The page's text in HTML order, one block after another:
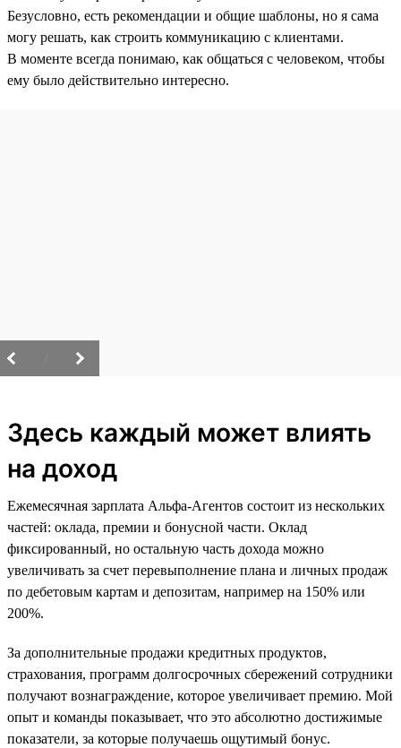
Безусловно, есть рекомендации и общие шаблоны, но я сама
могу решать, как строить коммуникацию с клиентами.
В моменте всегда понимаю, как общаться с человеком, чтобы
ему было действительно интересно.
Здесь каждый может влиять
на доход
Ежемесячная зарплата Альфа-Агентов состоит из нескольких
частей: оклада, премии и бонусной части. Оклад
фиксированный, но остальную часть дохода можно
увеличивать за счет перевыполнение плана и личных продаж
по дебетовым картам и депозитам, например на 150% или
200%.
За дополнительные продажи кредитных продуктов,
страхования, программ долгосрочных сбережений сотрудники
получают вознаграждение, которое увеличивает премию. Мой
опыт и команды показывает, что это абсолютно достижимые
показатели, за которые получаешь ощутимый бонус.